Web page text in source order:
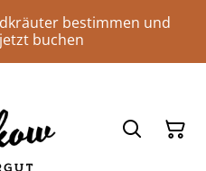
bestimmen und
buchen